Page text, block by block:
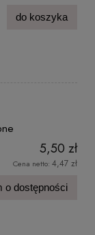
do koszyka
5,50 zł
Cena netto: 4,47 zł
o dostępności